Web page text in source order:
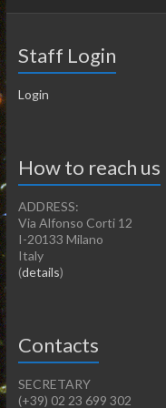
Staff Login
Login
How to reach us
ADDRESS:
Via Alfonso Corti 12
I-20133 Milano
Italy
(details)
Contacts
SECRETARY
(+39) 02 23 699 302